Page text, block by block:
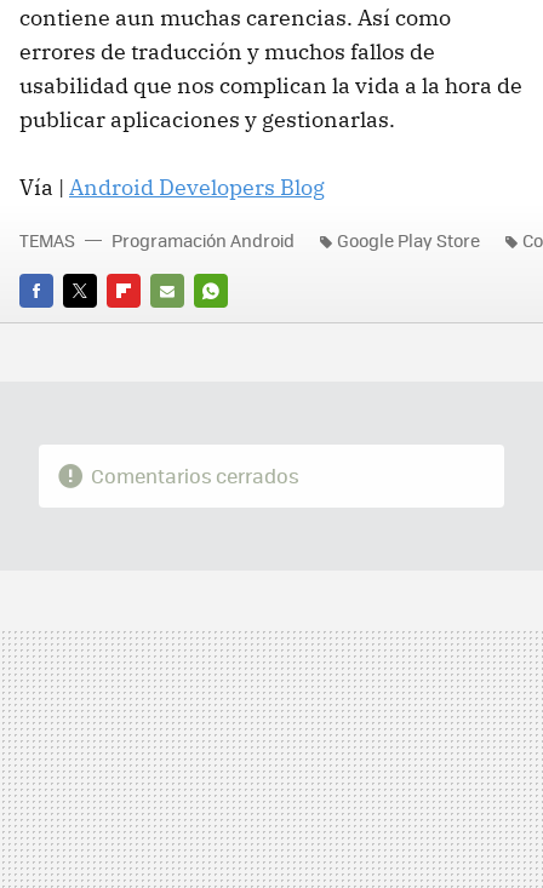
contiene aun muchas carencias. Así como
errores de traducción y muchos fallos de
usabilidad que nos complican la vida a la hora de
publicar aplicaciones y gestionarlas.
Vía | Android Developers Blog
FACEBOOK
TWITTERFLIPBOARD
E-
WHATSAPP
TEMAS Programación Android Google Play Store
Comentarios cerrados